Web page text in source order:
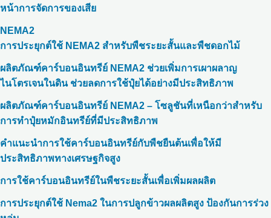
หน้าการจัดการของเสีย
NEMA2
การประยุกต์ใช้ NEMA2 สำหรับพืชระยะสั้นและพืชดอกไม้
ผลิตภัณฑ์คาร์บอนอินทรีย์ NEMA2 ช่วยเพิ่มการเผาผลาญ
ไนโตรเจนในดิน ช่วยลดการใช้ปุ๋ยได้อย่างมีประสิทธิภาพ
ผลิตภัณฑ์คาร์บอนอินทรีย์ NEMA2 – โซลูชันที่เหนือกว่าสำหรับ
การทำปุ๋ยหมักอินทรีย์ที่มีประสิทธิภาพ
คำแนะนำการใช้คาร์บอนอินทรีย์กับพืชยืนต้นเพื่อให้มี
ประสิทธิภาพทางเศรษฐกิจสูง
การใช้คาร์บอนอินทรีย์ในพืชระยะสั้นเพื่อเพิ่มผลผลิต
การประยุกต์ใช้ Nema2 ในการปลูกข้าวผลผลิตสูง ป้องกันการร่วง